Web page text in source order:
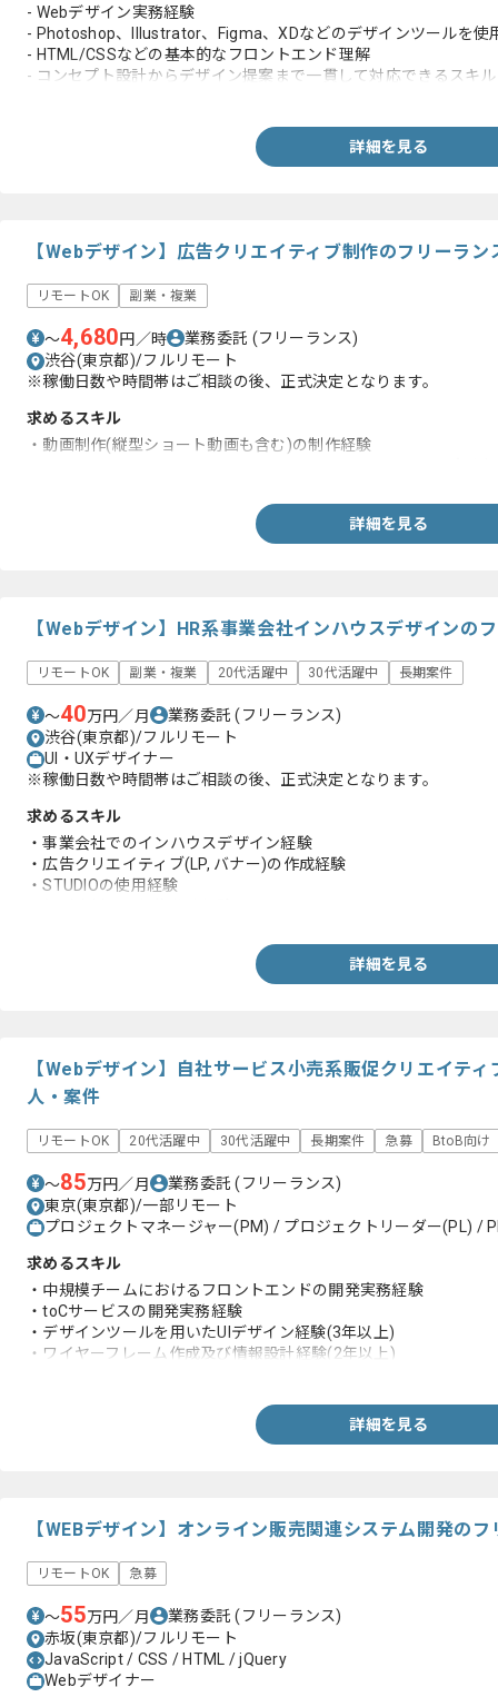
- Webデザイン実務経験
- Photoshop、Illustrator、Figma、XDなどのデザインツールを使
- HTML/CSSなどの基本的なフロントエンド理解
- コンセプト設計からデザイン提案まで一貫して対応できるスキル
詳細を見る
【Webデザイン】広告クリエイティブ制作のフリーラン
リモートOK 副業・複業
〜4,680円／時 業務委託 (フリーランス)
渋谷(東京都)/フルリモート
※稼働日数や時間帯はご相談の後、正式決定となります。
求めるスキル
・動画制作(縦型ショート動画も含む)の制作経験
詳細を見る
【Webデザイン】HR系事業会社インハウスデザインの
リモートOK 副業・複業 20代活躍中 30代活躍中 長期案件
〜40万円／月 業務委託(フリーランス)
渋谷(東京都)/フルリモート
UI・UXデザイナー
※稼働日数や時間帯はご相談の後、正式決定となります。
求めるスキル
・事業会社でのインハウスデザイン経験
・広告クリエイティブ(LP, バナー)の作成経験
・STUDIOの使用経験
詳細を見る
【Webデザイン】自社サービス小売系販促クリエイテ
人・案件
リモートOK 20代活躍中 30代活躍中 長期案件 急募 BtoB向け
〜85万円／月 業務委託(フリーランス)
東京(東京都)/一部リモート
プロジェクトマネージャー(PM) / プロジェクトリーダー(PL) /
求めるスキル
・中規模チームにおけるフロントエンドの開発実務経験
・toCサービスの開発実務経験
・デザインツールを用いたUIデザイン経験(3年以上)
・ワイヤーフレーム作成及び情報設計経験(2年以上)
詳細を見る
【WEBデザイン】オンライン販売関連システム開発の
リモートOK 急募
〜55万円／月 業務委託(フリーランス)
赤坂(東京都)/フルリモート
JavaScript / CSS / HTML / jQuery
Webデザイナー